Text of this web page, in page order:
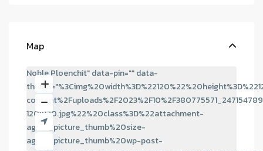
Map
Noble Ploenchit" data-pin="" data-
120x120.jpg%22%20class%3D%22attachment-
agent_picture_thumb%20size-
agent_picture_thumb%20wp-post-